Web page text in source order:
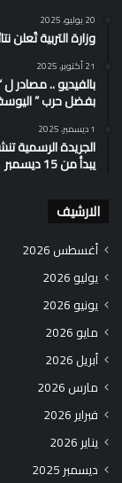
20 يوليو، 2025
وزارة التربية
21 أكتوبر، 2025
بالفيديو .. مصادر ل
بفضل حرب ”
1 ديسمبر، 2025
الجريدة الرسمية
يبدأ من 15 ديسمبر
الارشيف
أغسطس 2026
يوليو 2026
يونيو 2026
مايو 2026
أبريل 2026
مارس 2026
فبراير 2026
يناير 2026
ديسمبر 2025